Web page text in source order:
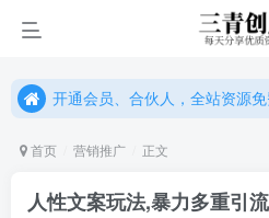
开通会员、合伙人，全站资源免费获取，涉及卡密项
开通会员、合伙人，全站资源免费获取，涉及卡密项
首页 营销推广 正文
人性文案玩法,暴力多重引